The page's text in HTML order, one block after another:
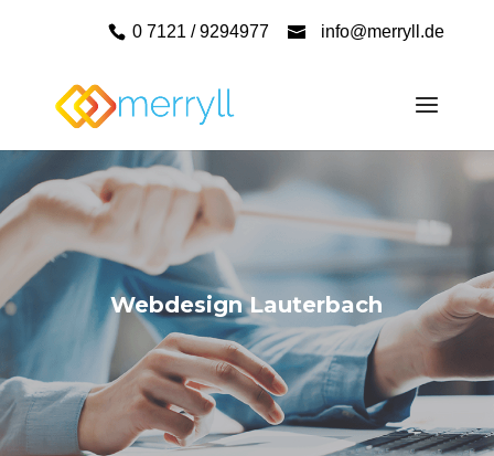
0 7121 / 9294977 info@merryll.de
Webdesign Lauterbach